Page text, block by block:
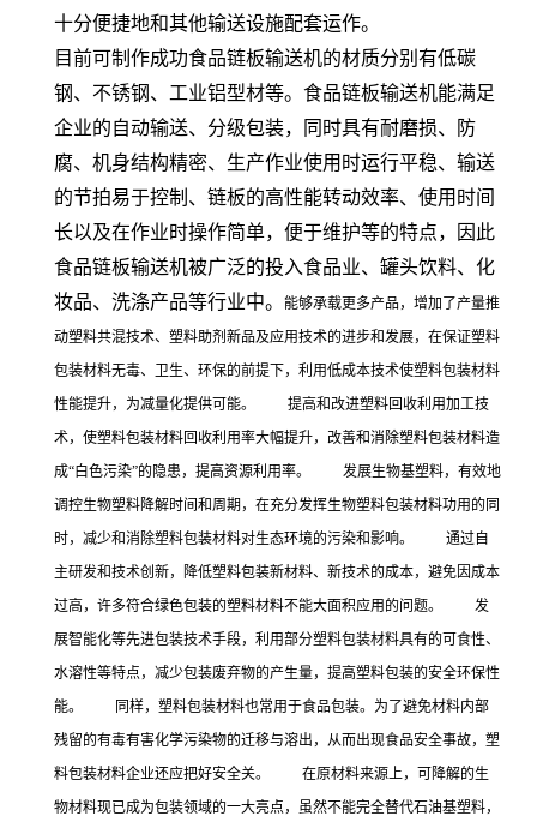
十分便捷地和其他输送设施配套运作。
目前可制作成功食品链板输送机的材质分别有低碳
钢、不锈钢、工业铝型材等。食品链板输送机能满足
企业的自动输送、分级包装，同时具有耐磨损、防
腐、机身结构精密、生产作业使用时运行平稳、输送
的节拍易于控制、链板的高性能转动效率、使用时间
长以及在作业时操作简单，便于维护等的特点，因此
食品链板输送机被广泛的投入食品业、罐头饮料、化
妆品、洗涤产品等行业中。
能够承载更多产品，增加了产量推
动塑料共混技术、塑料助剂新品及应用技术的进步和发展，在保证塑料
包装材料无毒、卫生、环保的前提下，利用低成本技术使塑料包装材料
性能提升，为减量化提供可能。 提高和改进塑料回收利用加工技
术，使塑料包装材料回收利用率大幅提升，改善和消除塑料包装材料造
成“白色污染”的隐患，提高资源利用率。 发展生物基塑料，有效地
调控生物塑料降解时间和周期，在充分发挥生物塑料包装材料功用的同
时，减少和消除塑料包装材料对生态环境的污染和影响。 通过自
主研发和技术创新，降低塑料包装新材料、新技术的成本，避免因成本
过高，许多符合绿色包装的塑料材料不能大面积应用的问题。 发
展智能化等先进包装技术手段，利用部分塑料包装材料具有的可食性、
水溶性等特点，减少包装废弃物的产生量，提高塑料包装的安全环保性
能。 同样，塑料包装材料也常用于食品包装。为了避免材料内部
残留的有毒有害化学污染物的迁移与溶出，从而出现食品安全事故，塑
料包装材料企业还应把好安全关。 在原材料来源上，可降解的生
物材料现已成为包装领域的一大亮点，虽然不能完全替代石油基塑料，